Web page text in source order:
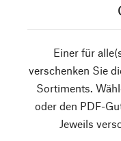
Einer für
verschenken Sie
Sortiments.
oder den PDF-
Jeweils